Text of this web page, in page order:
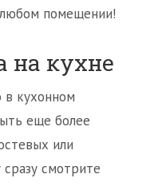
помещении!
на кухне
в кухонном
еще более
или
смотрите